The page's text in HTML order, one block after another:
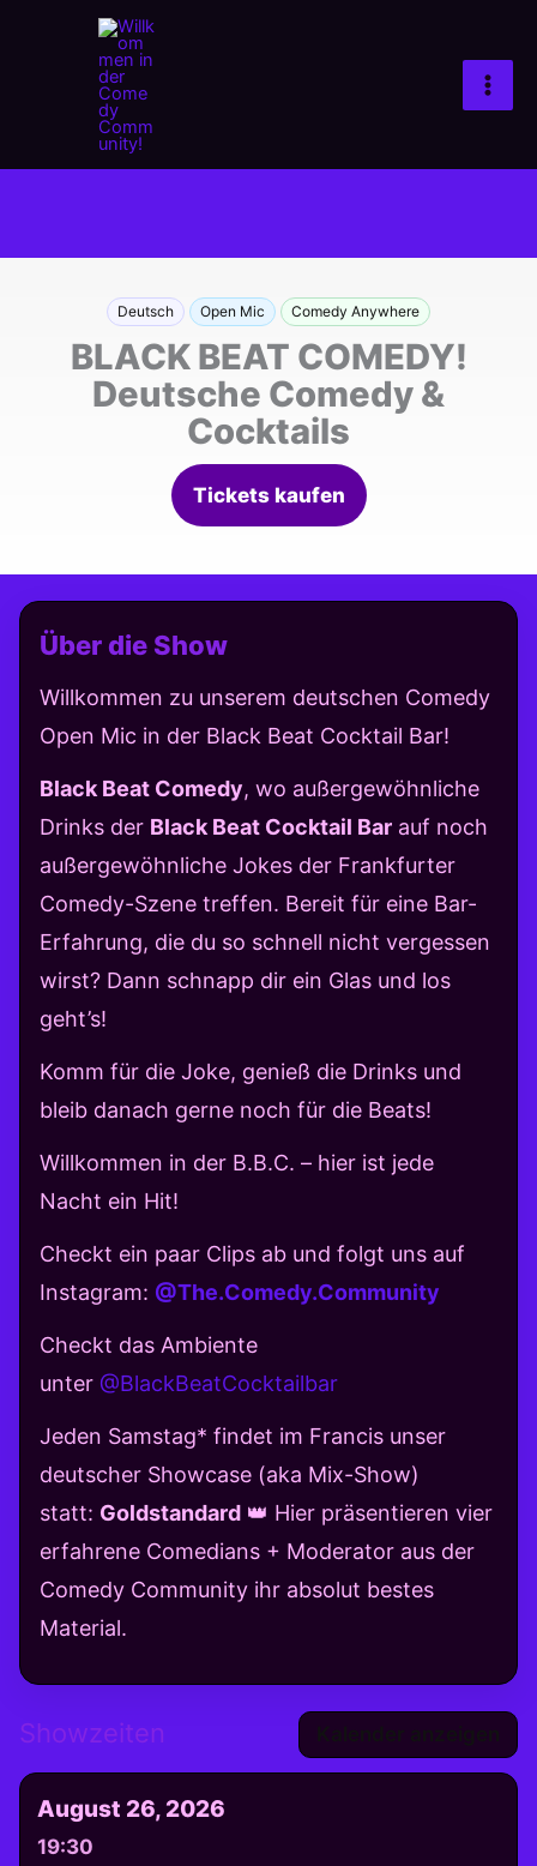
Deutsch Open Mic Comedy Anywhere
BLACK BEAT COMEDY!
Deutsche Comedy &
Cocktails
Tickets kaufen
Über die Show
Willkommen zu unserem deutschen Comedy
Open Mic in der Black Beat Cocktail Bar!
Black Beat Comedy, wo außergewöhnliche
Drinks der Black Beat Cocktail Bar auf noch
außergewöhnliche Jokes der Frankfurter
Comedy-Szene treffen. Bereit für eine Bar-
Erfahrung, die du so schnell nicht vergessen
wirst? Dann schnapp dir ein Glas und los
geht’s!
Komm für die Joke, genieß die Drinks und
bleib danach gerne noch für die Beats!
Willkommen in der B.B.C. – hier ist jede
Nacht ein Hit!
Checkt ein paar Clips ab und folgt uns auf
Instagram: @The.Comedy.Community
Checkt das Ambiente
unter @BlackBeatCocktailbar
Jeden Samstag* findet im Francis unser
deutscher Showcase (aka Mix-Show)
statt: Goldstandard 👑 Hier präsentieren vier
erfahrene Comedians + Moderator aus der
Comedy Community ihr absolut bestes
Material.
Showzeiten
August 26, 2026
19:30